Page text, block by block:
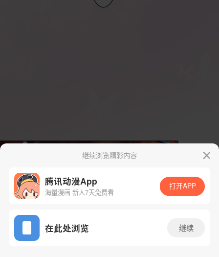
App免费看
继续浏览精彩内容
腾讯动漫App
海量漫画 新人7天免费看
打开APP
在此处浏览 继续